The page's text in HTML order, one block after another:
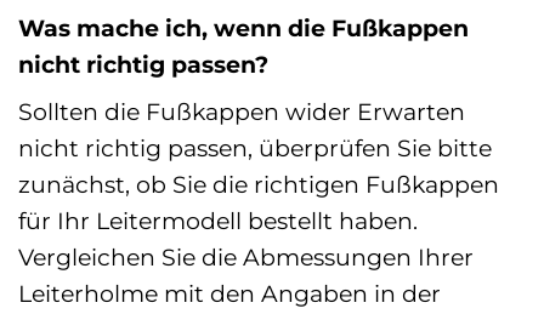
Was mache ich, wenn die Fußkappen
nicht richtig passen?
Sollten die Fußkappen wider Erwarten
nicht richtig passen, überprüfen Sie bitte
zunächst, ob Sie die richtigen Fußkappen
für Ihr Leitermodell bestellt haben.
Vergleichen Sie die Abmessungen Ihrer
Leiterholme mit den Angaben in der